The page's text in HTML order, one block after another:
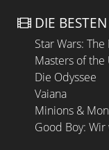
DIE
Star Wars:
Masters of the
Die Odyssee
Vaiana
Minions &
Good Boy: